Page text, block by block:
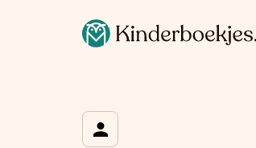
Op de hoogte blijven van onze acties?
Wat is je voornaam?